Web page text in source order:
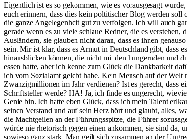
Eigentlich ist es so gekommen, wie es vorausgesagt
euch erinnern, dass dies kein poltitischer Blog werden
die ganze Angelegenheit gut zu verfolgen. Ich will auch
gerade wenn es zu viele schlaue Redner, die es
Ausländern, sie glauben nicht daran, dass es ihnen
sein. Mir ist klar, dass es Armut in Deutschland gibt, dass
hinausblicken können, die nicht mit den hungernden und
essen hatte, aber ich kenne zum Glück die Dankbarkeit
ich vom Sozialamt gelebt habe. Kein Mensch auf der Welt
Zwanzigmillionen im Jahr verdienen? Ist es gerecht, dass
Schriftsteller werde? HA! Ja, ich finde es ungerecht,
Genie bin. Ich hatte eben Glück, dass ich mein Talent
seinen Verstand und auf sein Herz hört und glaubt, alles,
die Machtgeilen an der Führungsspitze, die Führer
würde nie rhetorisch gegen einen ankommen, sie sind da,
sowieso ganz stark. Man geilt sich zusammen an der